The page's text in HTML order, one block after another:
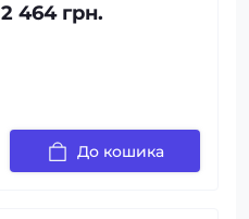
2 464 грн.
До кошика